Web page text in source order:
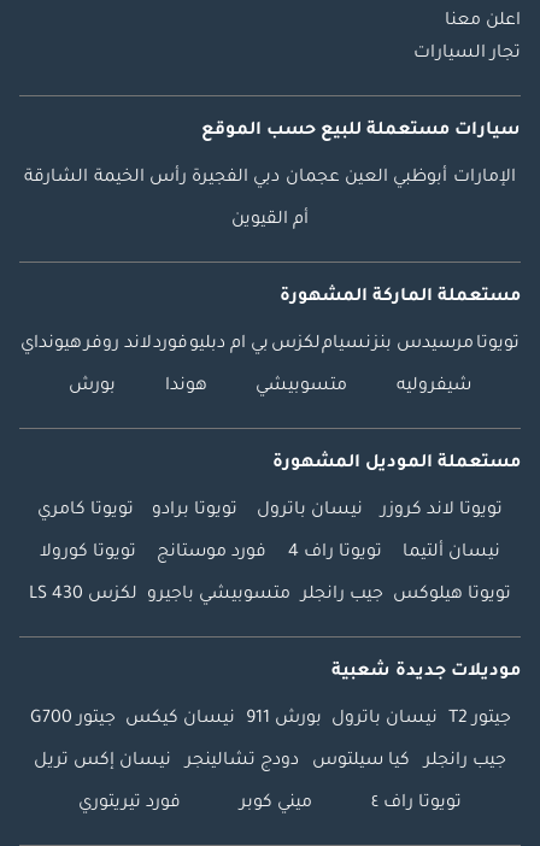
اعلن معنا
تجار السيارات
سيارات مستعملة للبيع حسب الموقع
الإمارات أبوظبي العين عجمان دبي الفجيرة رأس الخيمة الشارقة
أم القيوين
مستعملة الماركة المشهورة
تويوتا مرسيدس بنزنسياملكزس بي ام دبليوفوردلاند روفرهيونداي
شيفروليه متسوبيشي هوندا بورش
مستعملة الموديل المشهورة
تويوتا لاند كروزر نيسان باترول تويوتا برادو تويوتا كامري
نيسان ألتيما تويوتا راف 4 فورد موستانج تويوتا كورولا
تويوتا هيلوكس جيب رانجلر متسوبيشي باجيرو لكزس LS 430
موديلات جديدة شعبية
جيتور T2 نيسان باترول بورش 911 نيسان كيكس جيتور G700
جيب رانجلر كيا سيلتوس دودج تشالينجر نيسان إكس تريل
تويوتا راف ٤ ميني كوبر فورد تيريتوري